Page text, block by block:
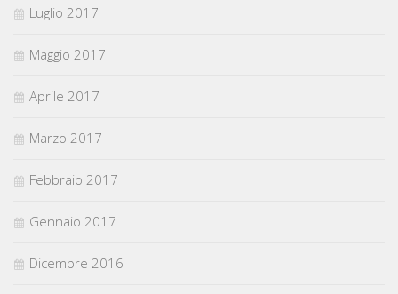
Luglio 2017
Maggio 2017
Aprile 2017
Marzo 2017
Febbraio 2017
Gennaio 2017
Dicembre 2016